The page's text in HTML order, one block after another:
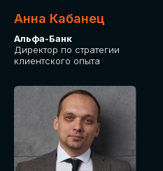
Анна Кабанец
Альфа-Банк
Директор по стратегии
клиентского опыта